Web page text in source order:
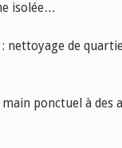
isolée…
nettoyage de
ponctuel à